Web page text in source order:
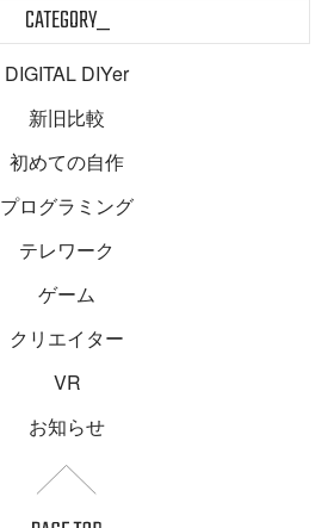
CATEGORY_
DIGITAL DIYer
新旧比較
初めての自作
プログラミング
テレワーク
ゲーム
クリエイター
VR
お知らせ